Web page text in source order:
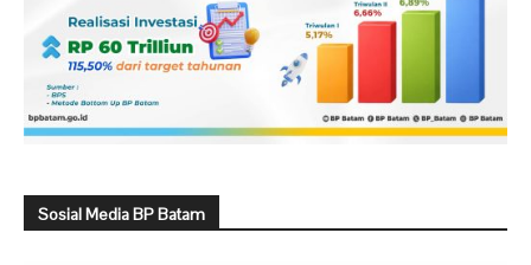
Sosial Media BP Batam